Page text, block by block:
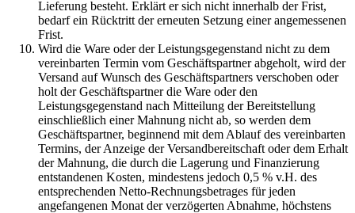
Lieferung besteht. Erklärt er sich nicht innerhalb der Frist,
bedarf ein Rücktritt der erneuten Setzung einer angemessenen
Frist.
Wird die Ware oder der Leistungsgegenstand nicht zu dem
vereinbarten Termin vom Geschäftspartner abgeholt, wird der
Versand auf Wunsch des Geschäftspartners verschoben oder
holt der Geschäftspartner die Ware oder den
Leistungsgegenstand nach Mitteilung der Bereitstellung
einschließlich einer Mahnung nicht ab, so werden dem
Geschäftspartner, beginnend mit dem Ablauf des vereinbarten
Termins, der Anzeige der Versandbereitschaft oder dem Erhalt
der Mahnung, die durch die Lagerung und Finanzierung
entstandenen Kosten, mindestens jedoch 0,5 % v.H. des
entsprechenden Netto-Rechnungsbetrages für jeden
angefangenen Monat der verzögerten Abnahme, höchstens